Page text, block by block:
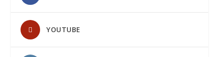
YOUTUBE